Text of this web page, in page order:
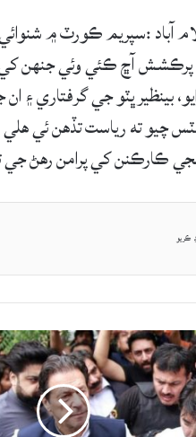
آباد :سپريم ڪورٽ ۾
آڇ ڪئي وئي جنهن کي
بينظير ڀٽو جي گرفتاري ۽
چيو ته رياست تڏهن ئي هلي
ڪارڪنن کي پرامن رهڻ
ڪريو